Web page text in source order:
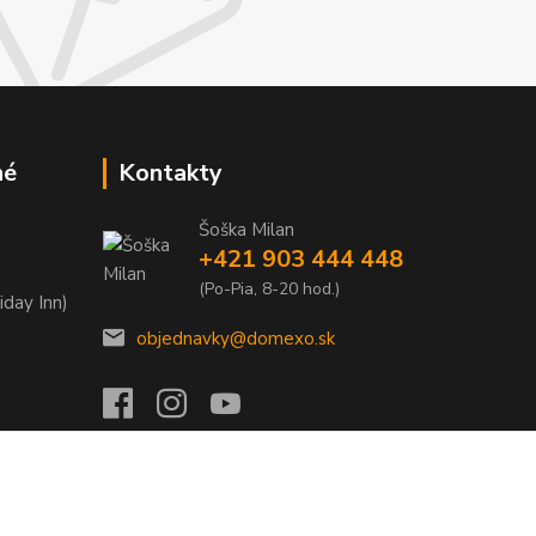
Inn)
Kontakty
Šoška Milan
+421 903 444 448
(Po-Pia, 8-20 hod.)
objednavky@domexo.sk